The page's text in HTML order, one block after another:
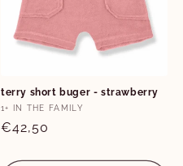
3M
terry short buger - strawberry
Verkoper:
1+ IN THE FAMILY
Normale
€42,50